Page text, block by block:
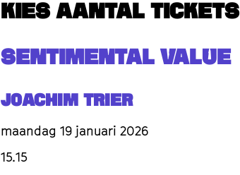
KIES AANTAL TICKETS
SENTIMENTAL VALUE
Joachim Trier
maandag 19 januari 2026
15.15